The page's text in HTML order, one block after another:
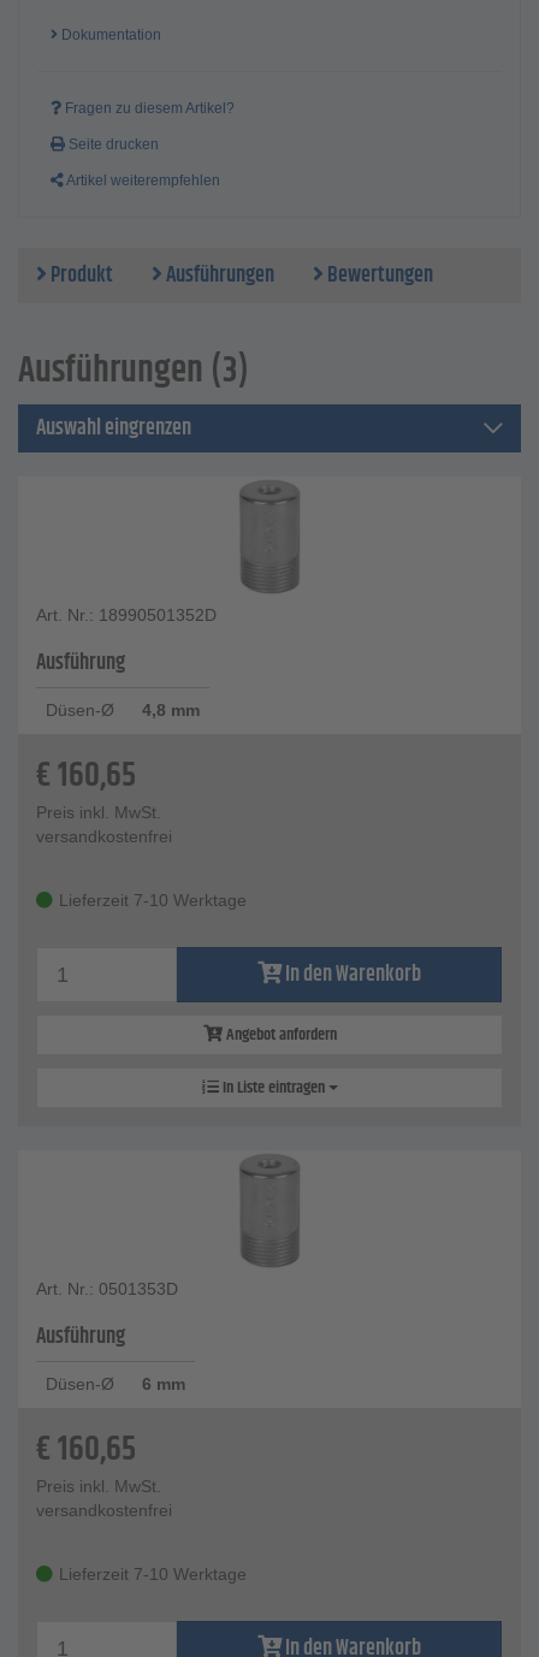
Dokumentation
Fragen zu diesem Artikel?
Seite drucken
Artikel weiterempfehlen
Produkt Ausführungen Bewertungen
Ausführungen (3)
Auswahl eingrenzen
Art. Nr.: 18990501352D
Ausführung
Düsen-Ø 4,8 mm
€160,65
Preis inkl. MwSt.
versandkostenfrei
Lieferzeit 7-10 Werktage
In den Warenkorb
Angebot anfordern
In Liste eintragen
Art. Nr.: 0501353D
Ausführung
Düsen-Ø 6 mm
€160,65
Preis inkl. MwSt.
versandkostenfrei
Lieferzeit 7-10 Werktage
In den Warenkorb